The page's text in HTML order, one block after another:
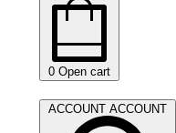
0 Open cart
ACCOUNT ACCOUNT